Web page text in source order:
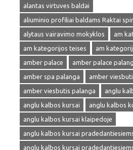
alantas virtuves baldai
aliuminio profiliai baldams Raktai
alytaus vairavimo mokyklos
am
am kategorijos teises
am
amber palace
amber palace
amber spa palanga
amber
amber viesbutis palanga
anglu
anglu kalbos kursai
anglu kalbos
anglu kalbos kursai klaipedoje
anglu kalbos kursai
anglu kalbos kursai